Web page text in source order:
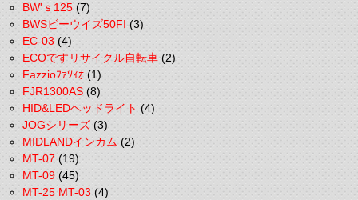
BW'ｓ125(7)
BWSビーウイズ50FI(3)
EC-03(4)
ECOですリサイクル自転車(2)
Fazzioﾌｧﾂｨｵ(1)
FJR1300AS(8)
HID&LEDヘッドライト(4)
JOGシリーズ(3)
MIDLANDインカム(2)
MT-07(19)
MT-09(45)
MT-25 MT-03(4)